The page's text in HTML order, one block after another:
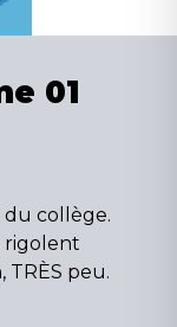
01
du collège.
rigolent
TRÈS peu.